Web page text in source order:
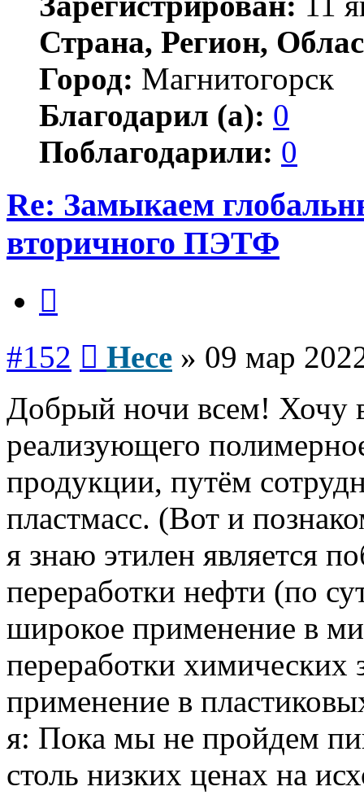
Страна, Регион,
Город: Магнитогорск
Благодарил (а): 0
Поблагодарили: 0
Re: Замыкаем
вторичного ПЭТФ
#152 Hece » 09 мар
Добрый ночи всем! Хочу
реализующего
продукции, путём
пластмасс. (Вот и
я знаю этилен является
переработки нефти (по
широкое применение в
переработки химических
применение в
я: Пока мы не пройдем
столь низких ценах на